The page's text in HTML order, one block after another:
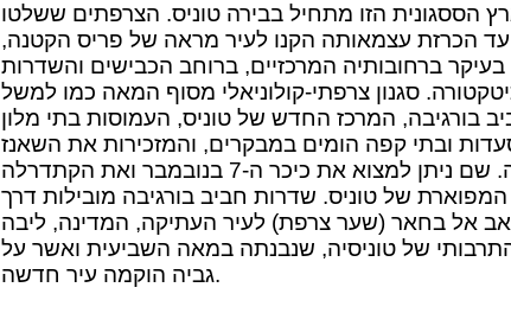
הססגונית הזו מתחיל בבירה טוניס. הצרפתים ששלטו
הכרזת עצמאותה הקנו לעיר מראה של פריס הקטנה,
בעיקר ברחובותיה המרכזיים, ברוחב הכבישים והשדרות
סגנון צרפתי-קולוניאלי מסוף המאה כמו למשל
בורגיבה, המרכז החדש של טוניס, העמוסות בתי מלון
ובתי קפה הומים במבקרים, והמזכירות את השאנז
אליזה. שם ניתן למצוא את כיכר ה-7 בנובמבר ואת הקתדרלה
של טוניס. שדרות חביב בורגיבה מובילות דרך
אל בחאר (שער צרפת) לעיר העתיקה, המדינה, ליבה
של טוניסיה, שנבנתה במאה השביעית ואשר על
גביה הוקמה עיר חדשה.